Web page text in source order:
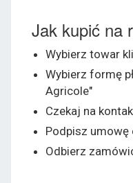
Jak kupić na
Wybierz towar
Wybierz formę
Agricole"
Czekaj na
Podpisz umowę
Odbierz